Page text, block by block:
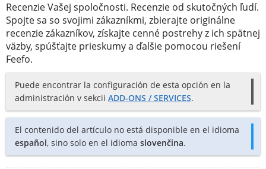
Recenzie Vašej spoločnosti. Recenzie od skutočných ľudí.
Spojte sa so svojimi zákazníkmi, zbierajte originálne
recenzie zákazníkov, získajte cenné postrehy z ich spätnej
väzby, spúšťajte prieskumy a ďalšie pomocou riešení
Feefo.
Puede encontrar la configuración de esta opción en la
administración v sekcii ADD-ONS / SERVICES.
El contenido del artículo no está disponible en el idioma
español, sino solo en el idioma slovenčina.